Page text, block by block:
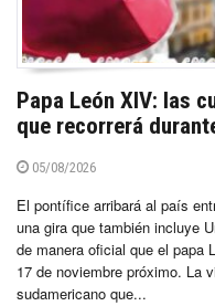
Papa León XIV: las
que recorrerá
05/08/2026
El pontífice arribará al país
una gira que también incluye
de manera oficial que el papa
17 de noviembre próximo. La
sudamericano que...